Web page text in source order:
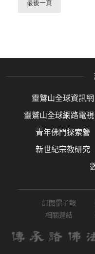
最後一頁
靈鷲山全球資訊網
靈鷲山全球網路電視
青年佛門探索營
新世紀宗教研究
訂閱電子報
相關連結